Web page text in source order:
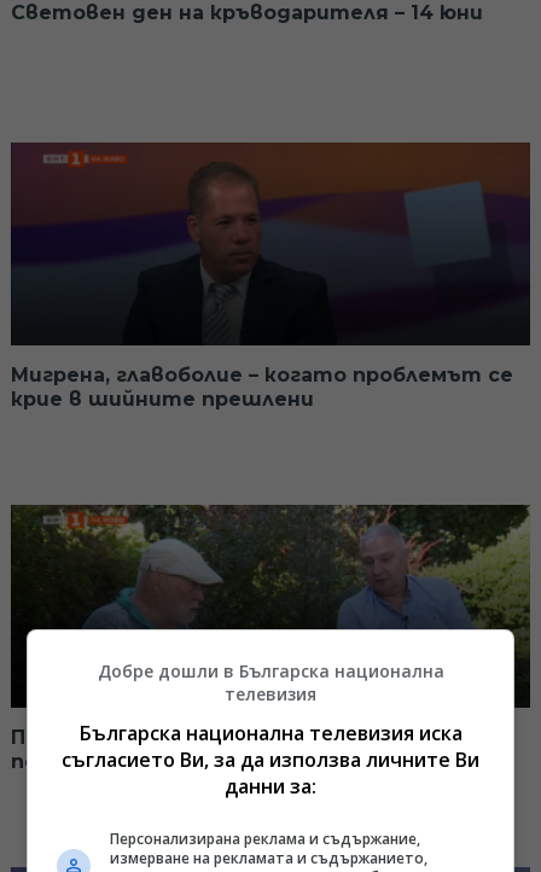
Световен ден на кръводарителя – 14 юни
Мигрена, главоболие – когато проблемът се
крие в шийните прешлени
Проф. Петър Иванов за психотерапията и
психичното здраве на нацията ни
Добре дошли в Българска национална
телевизия
Българска национална телевизия иска
съгласието Ви, за да използва личните Ви
данни за:
Персонализирана реклама и съдържание,
измерване на рекламата и съдържанието,